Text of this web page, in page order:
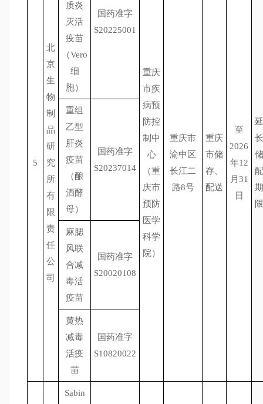
5
北
京
生
物
制
品
研
究
所
有
限
责
任
公
司
质炎
灭活
疫苗
（Vero
细
胞）
国药准字
S20225001
重庆
市疾
病预
防控
制中
心
（重
庆市
预防
医学
科学
院）
重庆市
渝中区
长江二
路8号
重庆
市储
存、
配送
至
2026
年12
月31
日
延
长
储
配
期
限
重组
乙型
肝炎
疫苗
（酿
酒酵
母）
国药准字
S20237014
麻腮
风联
合减
毒活
疫苗
国药准字
S20020108
黄热
减毒
活疫
苗
国药准字
S10820022
Sabin